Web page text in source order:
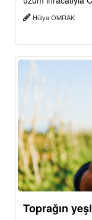
Hülya OMRAK
Toprağın